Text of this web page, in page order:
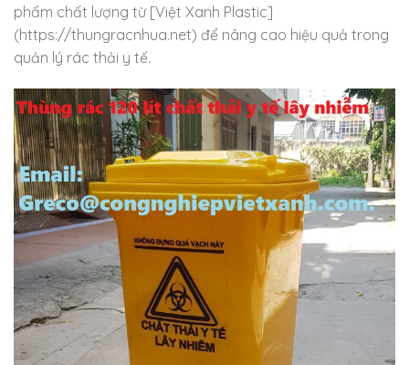
phẩm chất lượng từ [Việt Xanh Plastic]
(https://thungracnhua.net) để nâng cao hiệu quả trong
quản lý rác thải y tế.